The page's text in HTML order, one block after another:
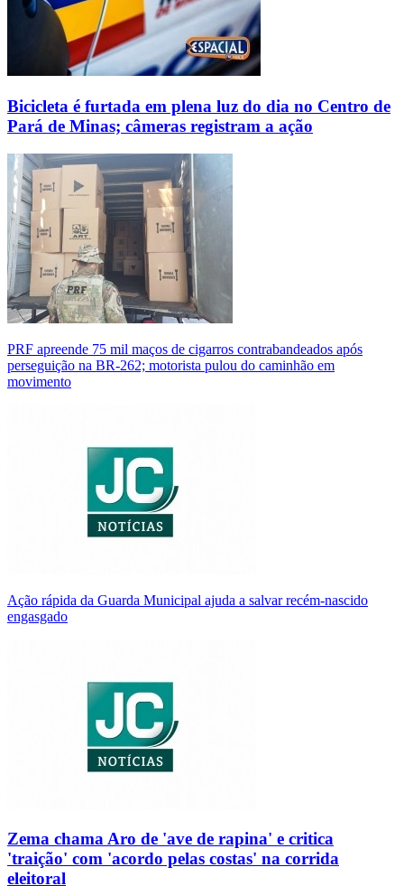
Bicicleta é furtada em plena luz do dia no Centro de
Pará de Minas; câmeras registram a ação
PRF apreende 75 mil maços de cigarros contrabandeados após
perseguição na BR-262; motorista pulou do caminhão em
movimento
Ação rápida da Guarda Municipal ajuda a salvar recém-nascido
engasgado
Zema chama Aro de 'ave de rapina' e critica
'traição' com 'acordo pelas costas' na corrida
eleitoral